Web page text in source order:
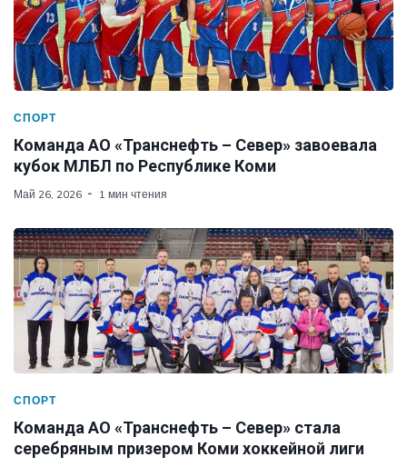
СПОРТ
Команда АО «Транснефть – Север» завоевала
кубок МЛБЛ по Республике Коми
Май 26, 2026 1 мин чтения
СПОРТ
Команда АО «Транснефть – Север» стала
серебряным призером Коми хоккейной лиги